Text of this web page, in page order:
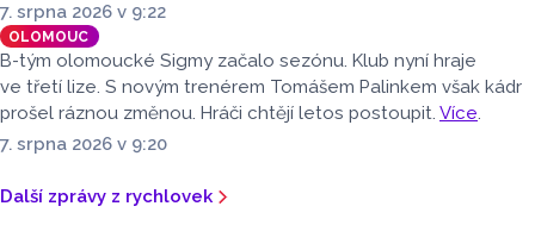
7. srpna 2026 v 9:22
OLOMOUC
B-tým olomoucké Sigmy začalo sezónu. Klub nyní hraje
ve třetí lize. S novým trenérem Tomášem Palinkem však kádr
prošel ráznou změnou. Hráči chtějí letos postoupit. Více.
7. srpna 2026 v 9:20
Další zprávy z rychlovek